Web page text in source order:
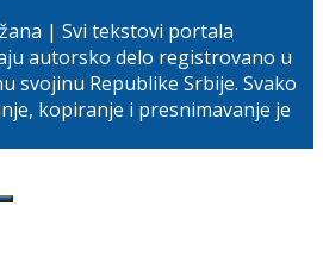
| Svi tekstovi portala
autorsko delo registrovano u
svojinu Republike Srbije. Svako
kopiranje i presnimavanje je